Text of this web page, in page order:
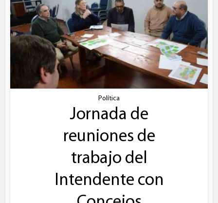
Política
Jornada de
reuniones de
trabajo del
Intendente con